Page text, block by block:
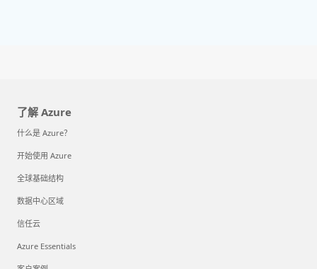
了解 Azure
什么是 Azure？
开始使用 Azure
全球基础结构
数据中心区域
信任云
Azure Essentials